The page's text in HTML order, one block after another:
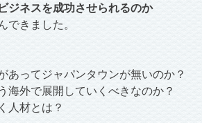
ジネスを成功させられるのか
できました。
あってジャパンタウンが無いのか？
海外で展開していくべきなのか？
人材とは？